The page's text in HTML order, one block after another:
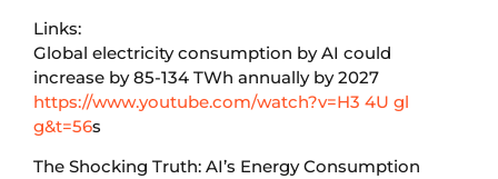
Links:
Global electricity consumption by AI could
increase by 85-134 TWh annually by 2027
https://www.youtube.com/watch?v=H3 4U gl
g&t=56s
The Shocking Truth: AI’s Energy Consumption